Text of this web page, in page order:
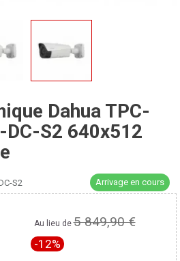
Dahua TPC-
S2 640x512
S2 Arrivage en cours
Au lieu de5 849,90 €
-12%